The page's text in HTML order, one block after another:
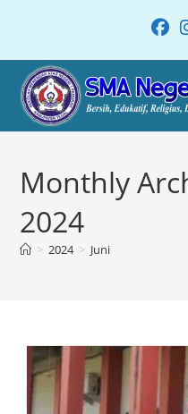
Monthly
2024
> 2024 > Juni